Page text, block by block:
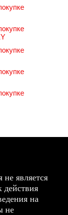
является
действия
на
не